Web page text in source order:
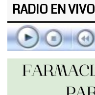
RADIO EN VIVO